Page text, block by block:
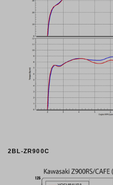
2BL-ZR900C